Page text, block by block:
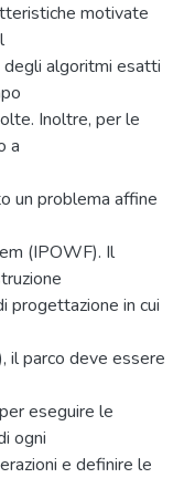
motivate
algoritmi esatti
Inoltre, per le
a
un problema affine
(IPOWF). Il
progettazione in cui
il parco deve essere
eseguire le
ogni
e definire le